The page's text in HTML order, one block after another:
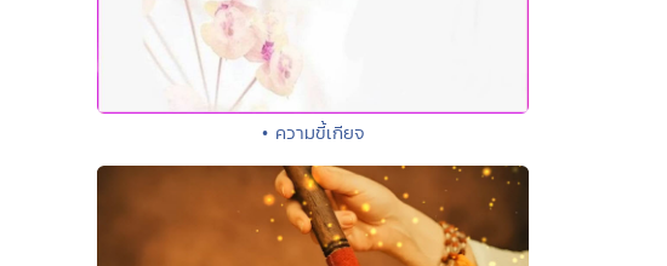
• ความขี้เกียจ